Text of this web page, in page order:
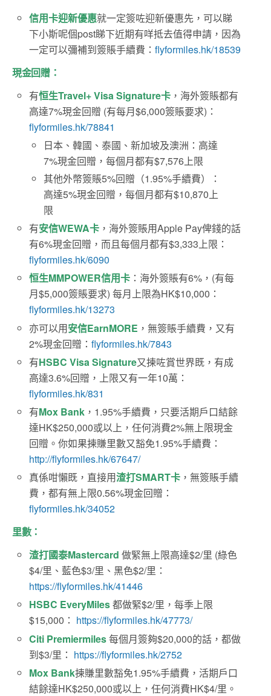
信用卡迎新優惠就一定簽咗迎新優惠先，可以睇
下小斯呢個post睇下近期有咩抵去值得申請，因為
一定可以彌補到簽賬手續費：flyformiles.hk/18539
現金回贈：
有恒生Travel+ Visa Signature卡 ，海外簽賬都有
高達7%現金回贈 (有每月$6,000簽賬要求)：
flyformiles.hk/78841
日本、韓國、泰國、新加坡及澳洲：高達
7%現金回贈，每個月都有$7,576上限
其他外幣簽賬5%回贈（1.95%手續費）：
高達5%現金回贈，每個月都有$10,870上
限
有安信WEWA卡 ，海外簽賬用Apple Pay俾錢的話
有6%現金回贈，而且每個月都有$3,333上限：
flyformiles.hk/6090
恒生MMPOWER信用卡 ：海外簽賬有6%，(有每
月$5,000簽賬要求) 每月上限為HK$10,000：
flyformiles.hk/13273
亦可以用安信EarnMORE ，無簽賬手續費，又有
2%現金回贈：flyformiles.hk/7843
有HSBC Visa Signature又揀咗賞世界既，有成
高達3.6%回贈，上限又有一年10萬：
flyformiles.hk/831
有Mox Bank ，1.95%手續費，只要活期戶口結餘
達HK$250,000或以上，任何消費2%無上限現金
回贈。你如果揀賺里數又豁免1.95%手續費：
http://flyformiles.hk/67647/
真係咁懶既，直接用渣打SMART卡 ，無簽賬手續
費，都有無上限0.56%現金回贈：
flyformiles.hk/34052
里數：
渣打國泰Mastercard 做緊無上限高達$2/里 (綠色
$4/里、藍色$3/里、黑色$2/里：
https://flyformiles.hk/41446
HSBC EveryMiles都做緊$2/里，每季上限
$15,000： https://flyformiles.hk/47773/
Citi Premiermiles每個月簽夠$20,000的話，都做
到$3/里： https://flyformiles.hk/2752
Mox Bank揀賺里數豁免1.95%手續費，活期戶口
結餘達HK$250,000或以上，任何消費HK$4/里。